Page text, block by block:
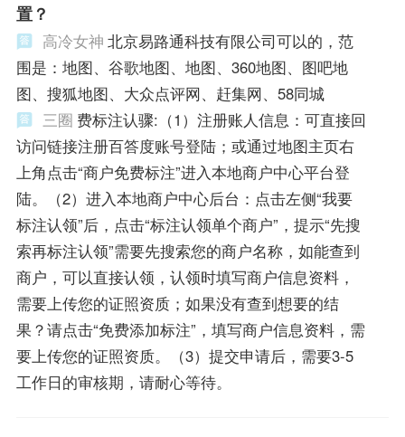
置？
高冷女神 北京易路通科技有限公司可以的，范
围是：地图、谷歌地图、地图、360地图、图吧地
图、搜狐地图、大众点评网、赶集网、58同城
三圈 费标注认骤:（1）注册账人信息：可直接回
访问链接注册百答度账号登陆；或通过地图主页右
上角点击“商户免费标注”进入本地商户中心平台登
陆。（2）进入本地商户中心后台：点击左侧“我要
标注认领”后，点击“标注认领单个商户”，提示“先搜
索再标注认领”需要先搜索您的商户名称，如能查到
商户，可以直接认领，认领时填写商户信息资料，
需要上传您的证照资质；如果没有查到想要的结
果？请点击“免费添加标注”，填写商户信息资料，需
要上传您的证照资质。（3）提交申请后，需要3-5
工作日的审核期，请耐心等待。